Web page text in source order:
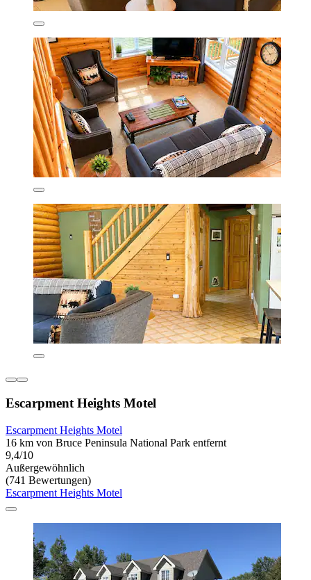
Escarpment Heights Motel
Escarpment Heights Motel
16 km von Bruce Peninsula National Park entfernt
9,4/10
Außergewöhnlich
(741 Bewertungen)
Escarpment Heights Motel